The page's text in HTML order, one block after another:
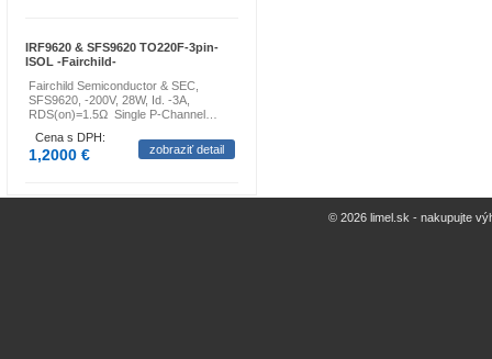
IRF9620 & SFS9620 TO220F-3pin-
ISOL -Fairchild-
Fairchild Semiconductor & SEC,
SFS9620, -200V, 28W, Id. -3A,
RDS(on)=1.5Ω Single P-Channel…
Cena s DPH:
1,2000 € zobraziť detail
© 2026 limel.sk - nakupujte